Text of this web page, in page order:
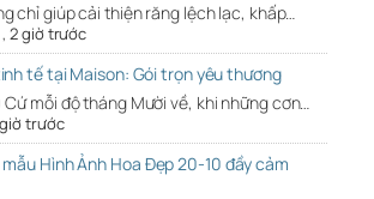
chỉ giúp cải thiện răng lệch lạc, khấp…
,2 giờ trước
tế tại Maison: Gói trọn yêu thương
mỗi độ tháng Mười về, khi những cơn…
trước
Hình Ảnh Hoa Đẹp 20-10 đầy cảm